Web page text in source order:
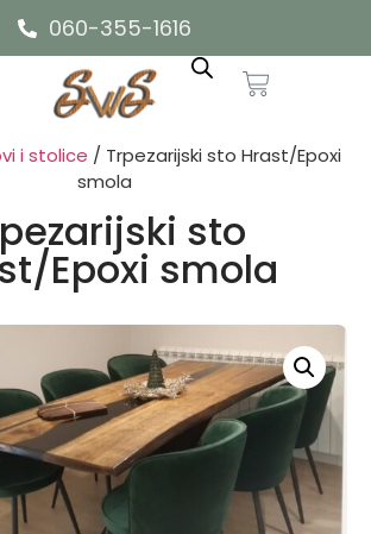
060-355-1616
i stolice / Trpezarijski sto Hrast/Epoxi
smola
sto
Epoxi smola